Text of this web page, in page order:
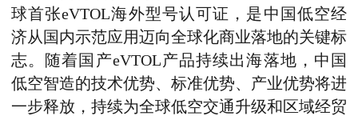
球首张eVTOL海外型号认可证，是中国低空经
济从国内示范应用迈向全球化商业落地的关键标
志。随着国产eVTOL产品持续出海落地，中国
低空智造的技术优势、标准优势、产业优势将进
一步释放，持续为全球低空交通升级和区域经贸